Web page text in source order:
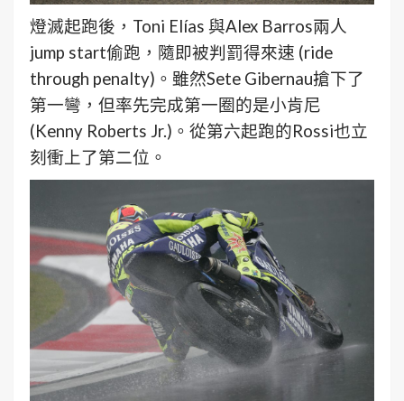
燈滅起跑後，Toni Elías 與Alex Barros兩人
jump start偷跑，隨即被判罰得來速 (ride
through penalty)。雖然Sete Gibernau搶下了
第一彎，但率先完成第一圈的是小肯尼
(Kenny Roberts Jr.)。從第六起跑的Rossi也立
刻衝上了第二位。